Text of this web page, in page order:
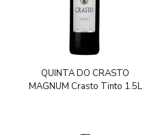
QUINTA DO CRASTO
MAGNUM Crasto Tinto 1.5L